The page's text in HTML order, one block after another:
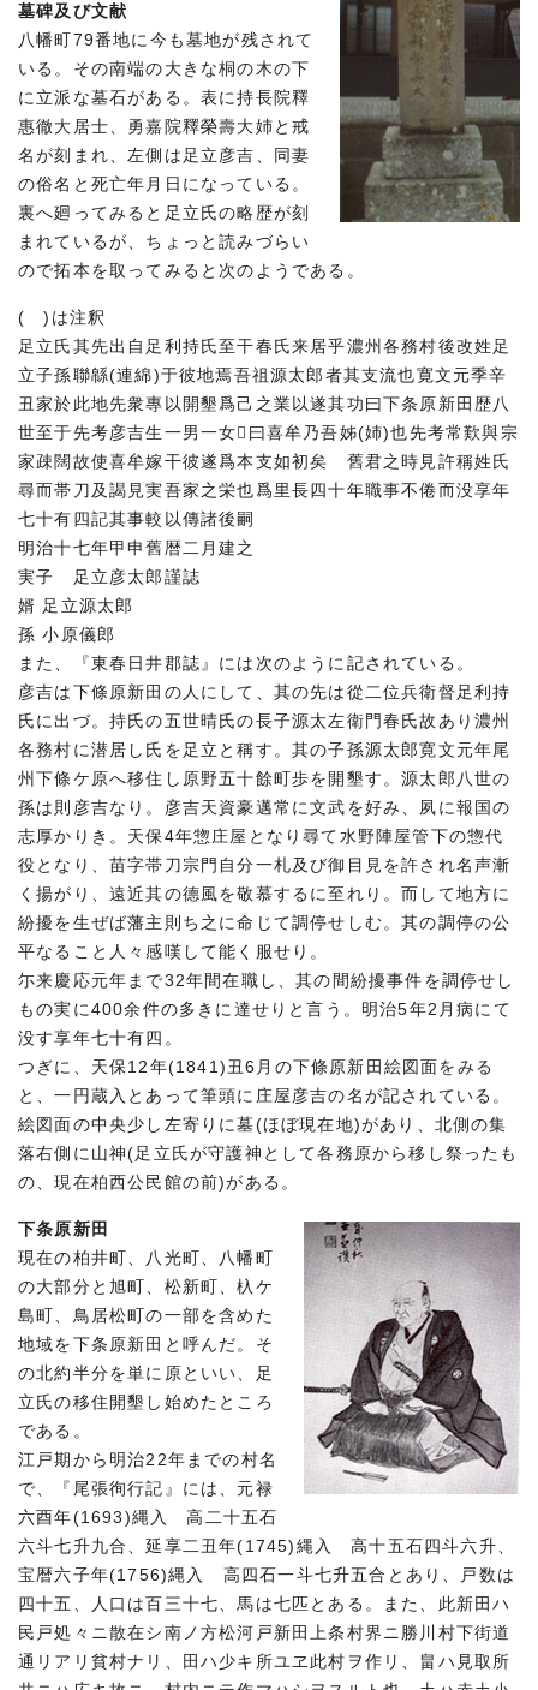
墓碑及び文献
八幡町79番地に今も墓地が残されて
いる。その南端の大きな桐の木の下
に立派な墓石がある。表に持長院釋
惠徹大居士、勇嘉院釋榮壽大姉と戒
名が刻まれ、左側は足立彦吉、同妻
の俗名と死亡年月日になっている。
裏へ廻ってみると足立氏の略歴が刻
まれているが、ちょっと読みづらい
ので拓本を取ってみると次のようである。
( )は注釈
足立氏其先出自足利持氏至干春氏来居乎濃州各務村後改姓足
立子孫聯緜(連綿)于彼地焉吾祖源太郎者其支流也寛文元季辛
丑家於此地先衆專以開墾爲己之業以遂其功曰下条原新田歴八
世至于先考彦吉生一男一女曰喜牟乃吾姊(姉)也先考常歎與宗
家疎闊故使喜牟嫁干彼遂爲本支如初矣 舊君之時見許稱姓氏
尋而帯刀及謁見実吾家之栄也爲里長四十年職事不倦而没享年
七十有四記其事較以傳諸後嗣
明治十七年甲申舊暦二月建之
実子 足立彦太郎謹誌
婿 足立源太郎
孫 小原儀郎
また、『東春日井郡誌』には次のように記されている。
彦吉は下條原新田の人にして、其の先は從二位兵衛督足利持
氏に出づ。持氏の五世晴氏の長子源太左衛門春氏故あり濃州
各務村に潜居し氏を足立と稱す。其の子孫源太郎寛文元年尾
州下條ケ原へ移住し原野五十餘町歩を開墾す。源太郎八世の
孫は則彦吉なり。彦吉天資豪邁常に文武を好み、夙に報国の
志厚かりき。天保4年惣庄屋となり尋て水野陣屋管下の惣代
役となり、苗字帯刀宗門自分一札及び御目見を許され名声漸
く揚がり、遠近其の德風を敬慕するに至れり。而して地方に
紛擾を生ぜば藩主則ち之に命じて調停せしむ。其の調停の公
平なること人々感嘆して能く服せり。
尓来慶応元年まで32年間在職し、其の間紛擾事件を調停せし
もの実に400余件の多きに達せりと言う。明治5年2月病にて
没す享年七十有四。
つぎに、天保12年(1841)丑6月の下條原新田絵図面をみる
と、一円蔵入とあって筆頭に庄屋彦吉の名が記されている。
絵図面の中央少し左寄りに墓(ほぼ現在地)があり、北側の集
落右側に山神(足立氏が守護神として各務原から移し祭ったも
の、現在柏西公民館の前)がある。
下条原新田
現在の柏井町、八光町、八幡町
の大部分と旭町、松新町、杁ケ
島町、鳥居松町の一部を含めた
地域を下条原新田と呼んだ。そ
の北約半分を単に原といい、足
立氏の移住開墾し始めたところ
である。
江戸期から明治22年までの村名
で、『尾張徇行記』には、元禄
六酉年(1693)縄入 高二十五石
六斗七升九合、延享二丑年(1745)縄入 高十五石四斗六升、
宝暦六子年(1756)縄入 高四石一斗七升五合とあり、戸数は
四十五、人口は百三十七、馬は七匹とある。また、此新田ハ
民戸処々ニ散在シ南ノ方松河戸新田上条村界ニ勝川村下街道
通リアリ貧村ナリ、田ハ少キ所ユヱ此村ヲ作リ、畠ハ見取所